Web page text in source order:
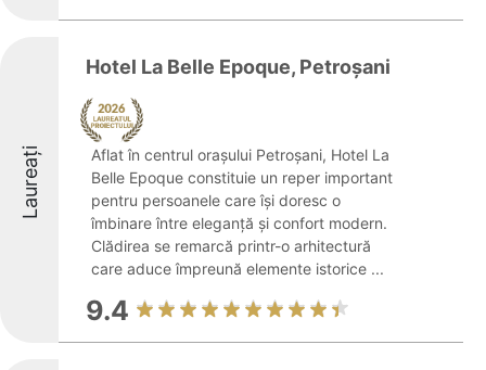
Laureați
Hotel La Belle Epoque, Petroșani
Aflat în centrul orașului Petroșani, Hotel La
Belle Epoque constituie un reper important
pentru persoanele care își doresc o
îmbinare între eleganță și confort modern.
Clădirea se remarcă printr-o arhitectură
care aduce împreună elemente istorice ...
9.4